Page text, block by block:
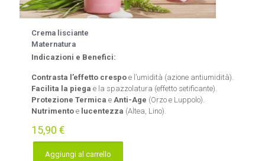
Crema lisciante
Maternatura
Indicazioni e Benefici:
Contrasta l’effetto crespo e l’umidità (azione antiumidità).
Facilita la piega e la spazzolatura (effetto setificante).
Protezione Termica e Anti-Age (Orzo e Luppolo).
Nutrimento e lucentezza (Altea, Lino).
15,90 €
Aggiungi al carrello